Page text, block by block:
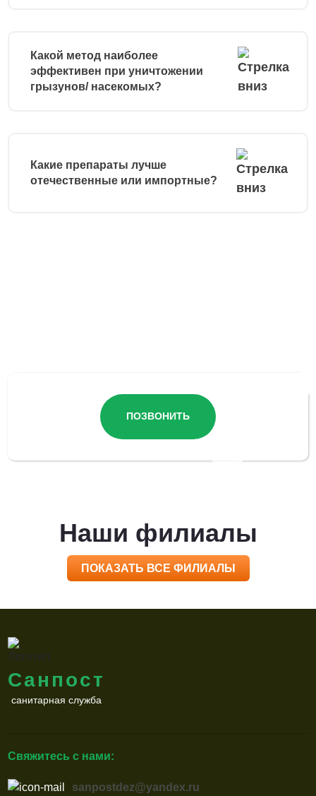
Какой метод наиболее
эффективен при уничтожении
грызунов/ насекомых?
Какие препараты лучше
отечественные или импортные?
ПОЗВОНИТЬ
Наши филиалы
ПОКАЗАТЬ ВСЕ ФИЛИАЛЫ
Санпост
санитарная служба
Свяжитесь с нами:
sanpostdez@yandex.ru